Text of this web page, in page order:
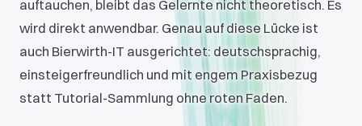
auftauchen, bleibt das Gelernte nicht theoretisch. Es
wird direkt anwendbar. Genau auf diese Lücke ist
auch Bierwirth-IT ausgerichtet: deutschsprachig,
einsteigerfreundlich und mit engem Praxisbezug
statt Tutorial-Sammlung ohne roten Faden.